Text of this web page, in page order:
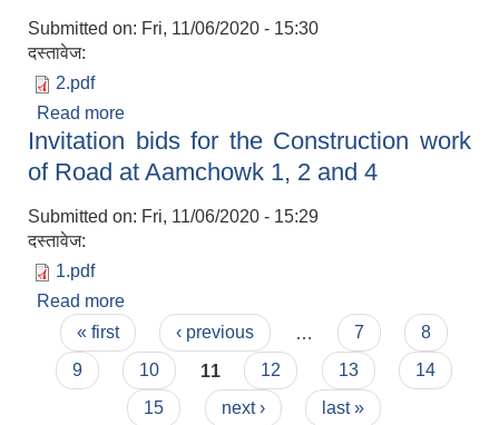
Submitted on: Fri, 11/06/2020 - 15:30
दस्तावेज:
2.pdf
Read more
of Road at Aamchowk 7
Invitation bids for the Construction work
of Road at Aamchowk 1, 2 and 4
Submitted on: Fri, 11/06/2020 - 15:29
दस्तावेज:
1.pdf
Read more
of Road at Aamchowk 1, 2 and 4
Pages
« first ‹ previous 7
8
9
10 11 12 13
14
15
next › last »